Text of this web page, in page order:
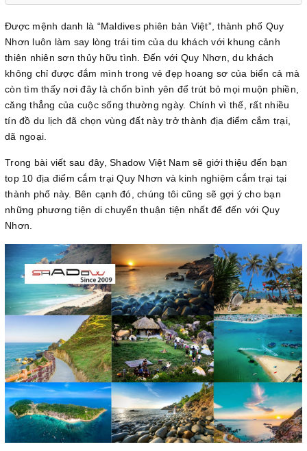
Được mệnh danh là “Maldives phiên bản Việt”, thành phố Quy
Nhơn luôn làm say lòng trái tim của du khách với khung cảnh
thiên nhiên sơn thủy hữu tình. Đến với Quy Nhơn, du khách
không chỉ được đắm mình trong vẻ đẹp hoang sơ của biển cả mà
còn tìm thấy nơi đây là chốn bình yên để trút bỏ mọi muộn phiền,
căng thẳng của cuộc sống thường ngày. Chính vì thế, rất nhiều
tín đồ du lịch đã chọn vùng đất này trở thành địa điểm cắm trại,
dã ngoại.
Trong bài viết sau đây, Shadow Việt Nam sẽ giới thiệu đến bạn
top 10 địa điểm cắm trại Quy Nhơn và kinh nghiệm cắm trại tại
thành phố này. Bên cạnh đó, chúng tôi cũng sẽ gợi ý cho bạn
những phương tiện di chuyển thuận tiện nhất để đến với Quy
Nhơn.